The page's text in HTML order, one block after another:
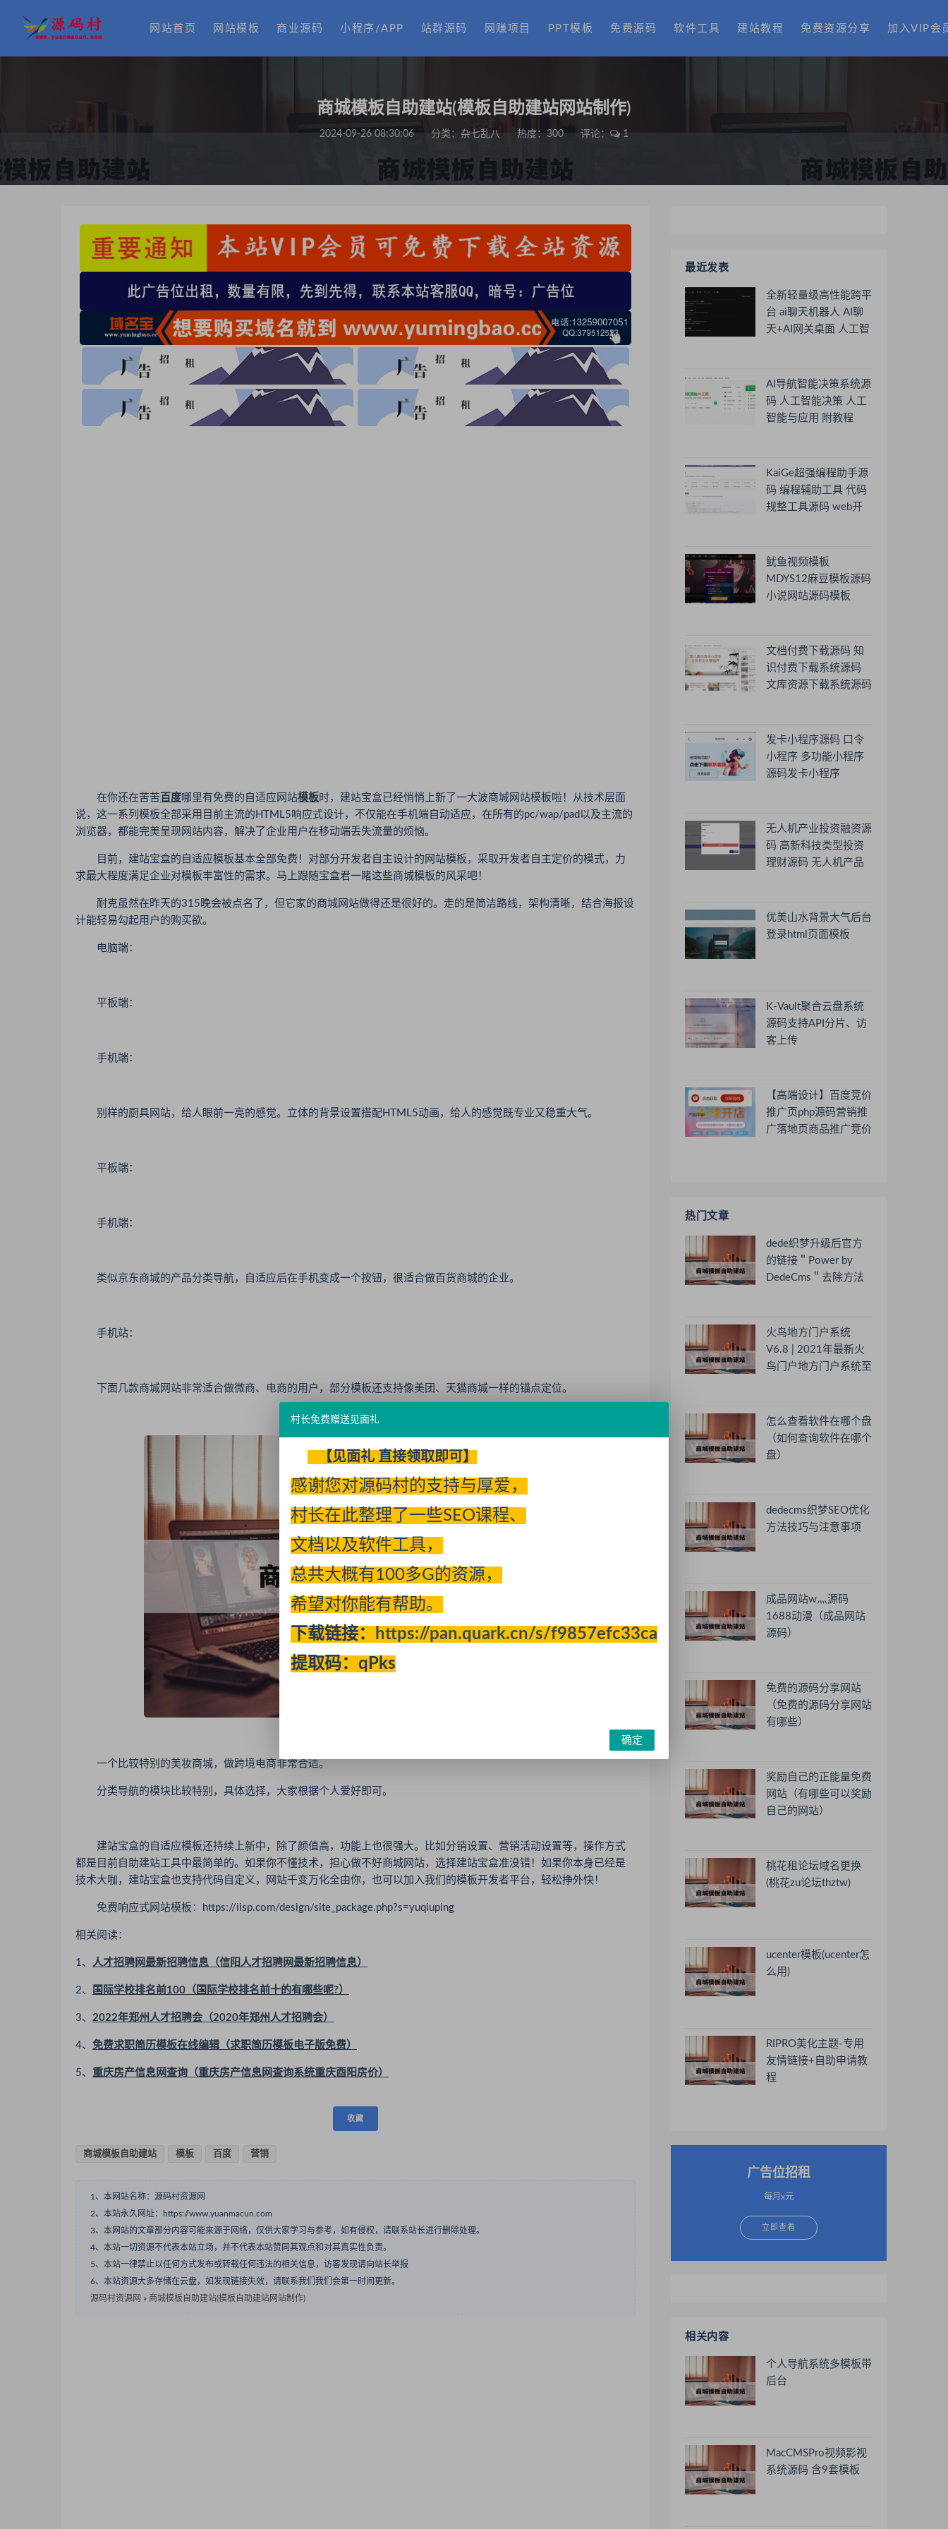
网站首页 网站模板 商业源码 小程序/APP 站群源码 网赚项目 PPT模板 免费源码 软件工具 建站教程 免费资源分享 加入VIP会
商城模板自助建站(模板自助建站网站制作)
2024-09-26 08:30:06 分类： 杂七乱八 热度：300 评论： 1
在你还在苦苦 百度哪里有免费的自适应网站模板 时，建站宝盒已经悄悄上新了一大波商城网站模板啦！从技术层面
说，这一系列模板全部采用目前主流的HTML5响应式设计，不仅能在手机端自动适应，在所有的pc/wap/pad以及主流的
浏览器，都能完美呈现网站内容，解决了企业用户在移动端丢失流量的烦恼。
目前，建站宝盒的自适应模板基本全部免费！对部分开发者自主设计的网站模板，采取开发者自主定价的模式，力
求最大程度满足企业对模板丰富性的需求。马上跟随宝盒君一睹这些商城模板的风采吧！
耐克虽然在昨天的315晚会被点名了，但它家的商城网站做得还是很好的。走的是简洁路线，架构清晰，结合海报设
计能轻易勾起用户的购买欲。
电脑端：
平板端：
手机端：
别样的厨具网站，给人眼前一亮的感觉。立体的背景设置搭配HTML5动画，给人的感觉既专业又稳重大气。
平板端：
手机端：
类似京东商城的产品分类导航，自适应后在手机变成一个按钮，很适合做百货商城的企业。
手机站：
下面几款商城网站非常适合做微商、电商的用户，部分模板还支持像美团、天猫商城一样的锚点定位。
一个比较特别的美妆商城，做跨境电商非常合适。
分类导航的模块比较特别，具体选择，大家根据个人爱好即可。
建站宝盒的自适应模板还持续上新中，除了颜值高，功能上也很强大。比如分销设置、营销活动设置等，操作方式
都是目前自助建站工具中最简单的。如果你不懂技术，担心做不好商城网站，选择建站宝盒准没错！如果你本身已经是
技术大咖，建站宝盒也支持代码自定义，网站千变万化全由你，也可以加入我们的模板开发者平台，轻松挣外快！
免费响应式网站模板：https://iisp.com/design/site_package.php?s=yuqiuping
相关阅读：
1、 人才招聘网最新招聘信息（信阳人才招聘网最新招聘信息）
2、 国际学校排名前100（国际学校排名前十的有哪些呢?）
3、 2022年郑州人才招聘会（2020年郑州人才招聘会）
4、 免费求职简历模板在线编辑（求职简历模板电子版免费）
5、 重庆房产信息网查询（重庆房产信息网查询系统重庆酉阳房价）
收藏
商城模板自助建站 模板 百度 营销
1、本网站名称：源码村资源网
2、本站永久网址：https://www.yuanmacun.com
3、本网站的文章部分内容可能来源于网络，仅供大家学习与参考，如有侵权，请联系站长进行删除处理。
4、本站一切资源不代表本站立场，并不代表本站赞同其观点和对其真实性负责。
5、本站一律禁止以任何方式发布或转载任何违法的相关信息，访客发现请向站长举报
6、本站资源大多存储在云盘，如发现链接失效，请联系我们我们会第一时间更新。
源码村资源网 » 商城模板自助建站(模板自助建站网站制作)
最近发表
全新轻量级高性能跨平
台 ai聊天机器人 AI聊
天+AI网关桌面 人工智
AI导航智能决策系统源
码 人工智能决策 人工
智能与应用 附教程
KaiGe超强编程助手源
码 编程辅助工具 代码
规整工具源码 web开
鱿鱼视频模板
MDYS12麻豆模板源码
小说网站源码模板
文档付费下载源码 知
识付费下载系统源码
文库资源下载系统源码
发卡小程序源码 口令
小程序 多功能小程序
源码发卡小程序
无人机产业投资融资源
码 高新科技类型投资
理财源码 无人机产品
优美山水背景大气后台
登录html页面模板
K-Vault聚合云盘系统
源码支持API分片、访
客上传
【高端设计】百度竞价
推广页php源码营销推
广落地页商品推广竞价
热门文章
dede织梦升级后官方
的链接＂Power by
DedeCms＂去除方法
火鸟地方门户系统
V6.8 | 2021年最新火
鸟门户地方门户系统至
怎么查看软件在哪个盘
（如何查询软件在哪个
盘）
dedecms织梦SEO优化
方法技巧与注意事项
成品网站w灬源码
1688动漫（成品网站
源码）
免费的源码分享网站
（免费的源码分享网站
有哪些）
奖励自己的正能量免费
网站（有哪些可以奖励
自己的网站）
桃花租论坛域名更换
(桃花zu论坛thztw)
ucenter模板(ucenter怎
么用)
RIPRO美化主题-专用
友情链接+自助申请教
程
广告位招租
每月x元
立即查看
相关内容
个人导航系统多模板带
后台
MacCMSPro视频影视
系统源码 含9套模板
村长免费赠送见面礼
【见面礼 直接领取即可】
感谢您对源码村的支持与厚爱，
村长在此整理了一些SEO课程、
文档以及软件工具，
总共大概有100多G的资源，
希望对你能有帮助。
下载链接：
https://pan.quark.cn/s/f9857efc33ca
提取码：qPks
确定